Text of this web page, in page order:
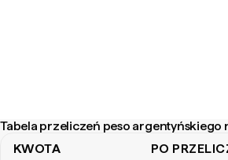
Tabela przeliczeń peso argentyńskiego
KWOTA PO